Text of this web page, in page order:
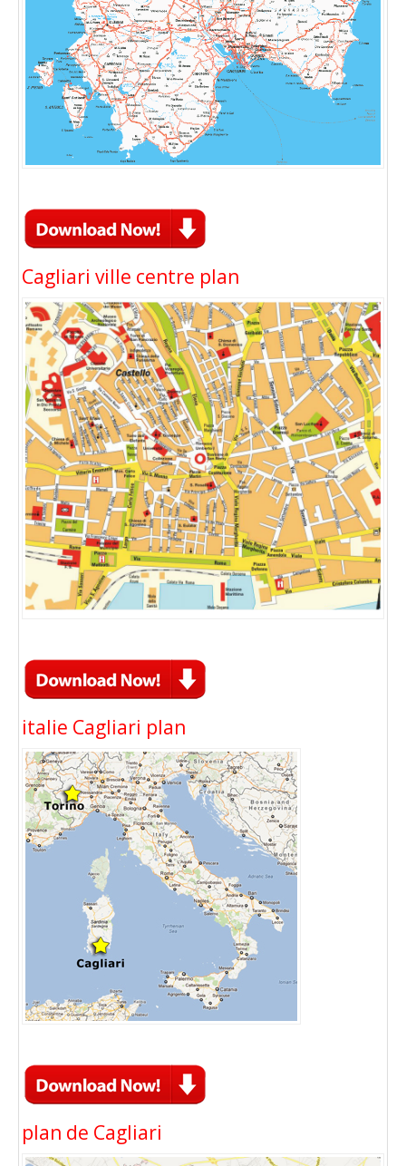
Cagliari ville centre plan
italie Cagliari plan
plan de Cagliari